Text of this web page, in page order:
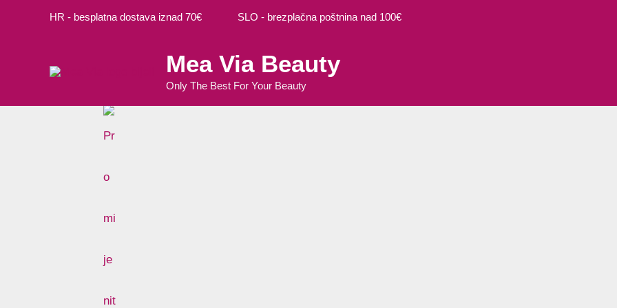
HR - besplatna dostava iznad 70€ SLO - brezplačna poštnina nad 100€
Mea Via Beauty
Only The Best For Your Beauty
M
i
M
k
s
c